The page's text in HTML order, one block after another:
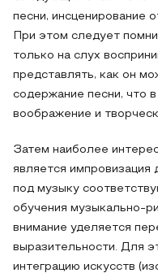
песни, инсценирование
При этом следует
только на слух
представлять, как он
содержание песни, что
воображение и
Затем наиболее
является импровизация
под музыку
обучения музыкально-
внимание уделяется
выразительности. Для
интеграцию искусств